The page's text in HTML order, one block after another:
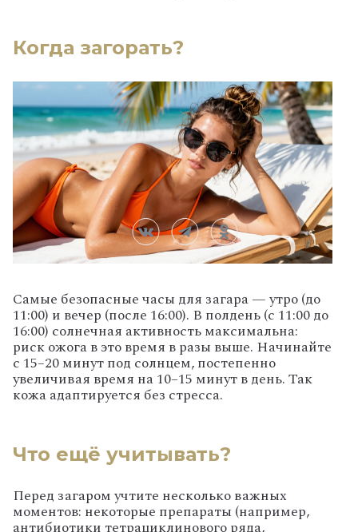
Когда загорать?
Самые безопасные часы для загара — утро (до
11:00) и вечер (после 16:00). В полдень (с 11:00 до
16:00) солнечная активность максимальна:
риск ожога в это время в разы выше. Начинайте
с 15–20 минут под солнцем, постепенно
увеличивая время на 10–15 минут в день. Так
кожа адаптируется без стресса.
Что ещё учитывать?
Перед загаромучтите нескольковажных
моментов: некоторые препараты (например,